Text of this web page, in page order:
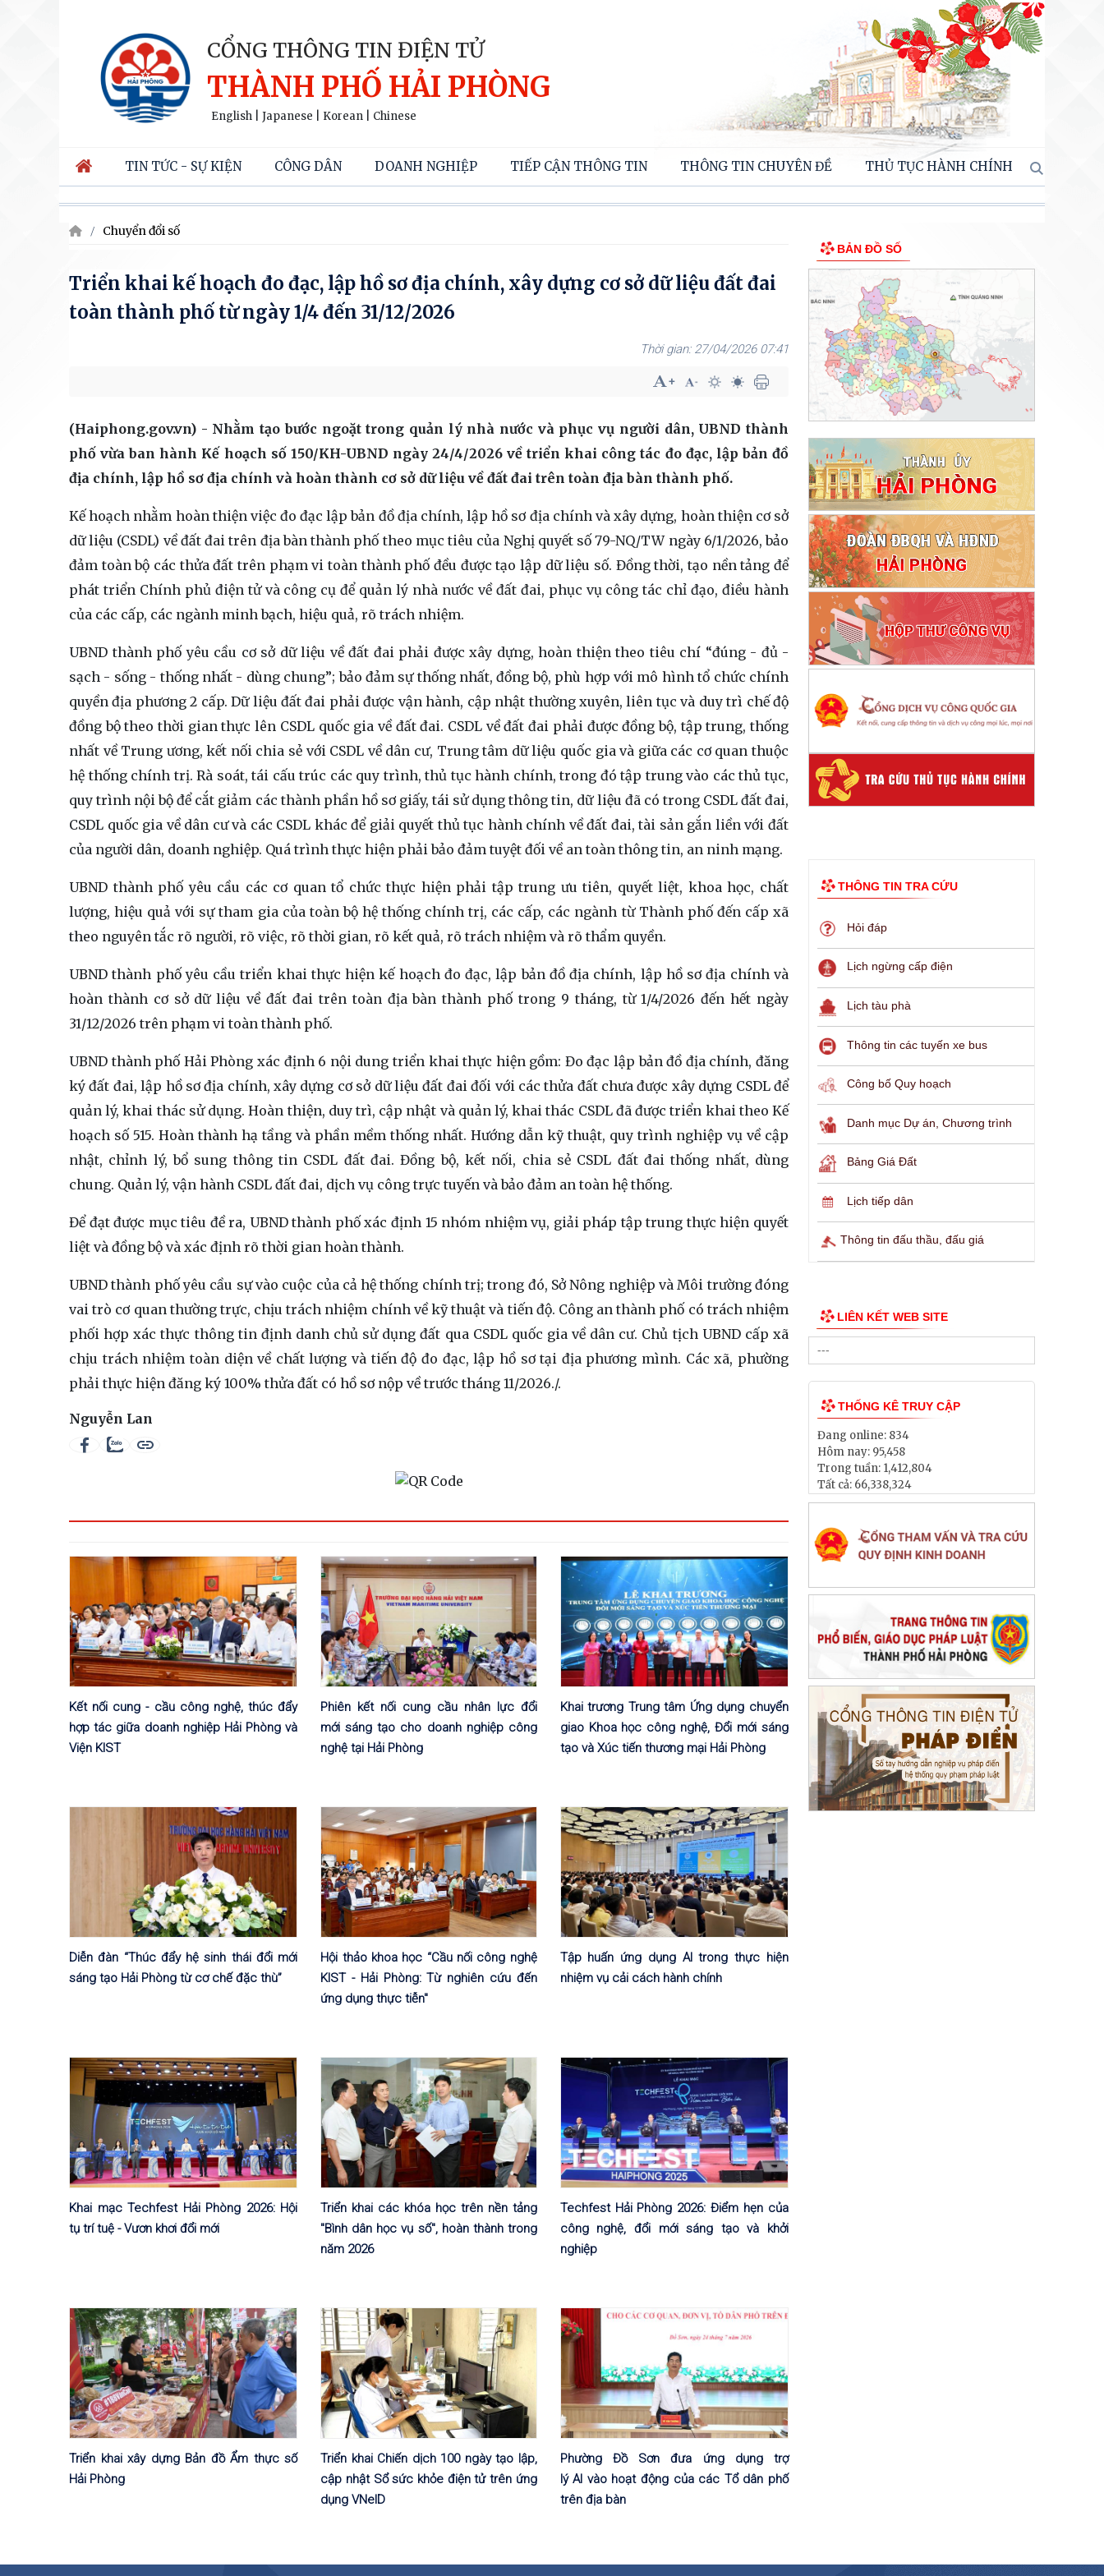
CỔNG THÔNG TIN ĐIỆN TỬ
THÀNH PHỐ HẢI PHÒNG
English Japanese Korean Chinese
TIN TỨC - SỰ KIỆN CÔNG DÂN DOANH NGHIỆP TIẾP CẬN THÔNG TIN THÔNG TIN CHUYÊN ĐỀ THỦ TỤC HÀNH CHÍNH
Chuyển đổi số
Triển khai kế hoạch đo đạc, lập hồ sơ địa chính, xây dựng cơ sở dữ liệu đất đai
toàn thành phố từ ngày 1/4 đến 31/12/2026
27/04/2026 07:41
(Haiphong.gov.vn) - Nhằm tạo bước ngoặt trong quản lý nhà nước và phục vụ người dân, UBND thành
phố vừa ban hành Kế hoạch số 150/KH-UBND ngày 24/4/2026 về triển khai công tác đo đạc, lập bản đồ
địa chính, lập hồ sơ địa chính và hoàn thành cơ sở dữ liệu về đất đai trên toàn địa bàn thành phố.
Kế hoạch nhằm hoàn thiện việc đo đạc lập bản đồ địa chính, lập hồ sơ địa chính và xây dựng, hoàn thiện cơ sở
dữ liệu (CSDL) về đất đai trên địa bàn thành phố theo mục tiêu của Nghị quyết số 79-NQ/TW ngày 6/1/2026, bảo
đảm toàn bộ các thửa đất trên phạm vi toàn thành phố đều được tạo lập dữ liệu số. Đồng thời, tạo nền tảng để
phát triển Chính phủ điện tử và công cụ để quản lý nhà nước về đất đai, phục vụ công tác chỉ đạo, điều hành
của các cấp, các ngành minh bạch, hiệu quả, rõ trách nhiệm.
UBND thành phố yêu cầu cơ sở dữ liệu về đất đai phải được xây dựng, hoàn thiện theo tiêu chí “đúng - đủ -
sạch - sống - thống nhất - dùng chung”; bảo đảm sự thống nhất, đồng bộ, phù hợp với mô hình tổ chức chính
quyền địa phương 2 cấp. Dữ liệu đất đai phải được vận hành, cập nhật thường xuyên, liên tục và duy trì chế độ
đồng bộ theo thời gian thực lên CSDL quốc gia về đất đai. CSDL về đất đai phải được đồng bộ, tập trung, thống
nhất về Trung ương, kết nối chia sẻ với CSDL về dân cư, Trung tâm dữ liệu quốc gia và giữa các cơ quan thuộc
hệ thống chính trị. Rà soát, tái cấu trúc các quy trình, thủ tục hành chính, trong đó tập trung vào các thủ tục,
quy trình nội bộ để cắt giảm các thành phần hồ sơ giấy, tái sử dụng thông tin, dữ liệu đã có trong CSDL đất đai,
CSDL quốc gia về dân cư và các CSDL khác để giải quyết thủ tục hành chính về đất đai, tài sản gắn liền với đất
của người dân, doanh nghiệp. Quá trình thực hiện phải bảo đảm tuyệt đối về an toàn thông tin, an ninh mạng.
UBND thành phố yêu cầu các cơ quan tổ chức thực hiện phải tập trung ưu tiên, quyết liệt, khoa học, chất
lượng, hiệu quả với sự tham gia của toàn bộ hệ thống chính trị, các cấp, các ngành từ Thành phố đến cấp xã
theo nguyên tắc rõ người, rõ việc, rõ thời gian, rõ kết quả, rõ trách nhiệm và rõ thẩm quyền.
UBND thành phố yêu cầu triển khai thực hiện kế hoạch đo đạc, lập bản đồ địa chính, lập hồ sơ địa chính và
hoàn thành cơ sở dữ liệu về đất đai trên toàn địa bàn thành phố trong 9 tháng, từ 1/4/2026 đến hết ngày
31/12/2026 trên phạm vi toàn thành phố.
UBND thành phố Hải Phòng xác định 6 nội dung triển khai thực hiện gồm: Đo đạc lập bản đồ địa chính, đăng
ký đất đai, lập hồ sơ địa chính, xây dựng cơ sở dữ liệu đất đai đối với các thửa đất chưa được xây dựng CSDL để
quản lý, khai thác sử dụng. Hoàn thiện, duy trì, cập nhật và quản lý, khai thác CSDL đã được triển khai theo Kế
hoạch số 515. Hoàn thành hạ tầng và phần mềm thống nhất. Hướng dẫn kỹ thuật, quy trình nghiệp vụ về cập
nhật, chỉnh lý, bổ sung thông tin CSDL đất đai. Đồng bộ, kết nối, chia sẻ CSDL đất đai thống nhất, dùng
chung. Quản lý, vận hành CSDL đất đai, dịch vụ công trực tuyến và bảo đảm an toàn hệ thống.
Để đạt được mục tiêu đề ra, UBND thành phố xác định 15 nhóm nhiệm vụ, giải pháp tập trung thực hiện quyết
liệt và đồng bộ và xác định rõ thời gian hoàn thành.
UBND thành phố yêu cầu sự vào cuộc của cả hệ thống chính trị; trong đó, Sở Nông nghiệp và Môi trường đóng
vai trò cơ quan thường trực, chịu trách nhiệm chính về kỹ thuật và tiến độ. Công an thành phố có trách nhiệm
phối hợp xác thực thông tin định danh chủ sử dụng đất qua CSDL quốc gia về dân cư. Chủ tịch UBND cấp xã
chịu trách nhiệm toàn diện về chất lượng và tiến độ đo đạc, lập hồ sơ tại địa phương mình. Các xã, phường
phải thực hiện đăng ký 100% thửa đất có hồ sơ nộp về trước tháng 11/2026./.
Nguyễn Lan
Kết nối cung - cầu công nghệ, thúc đẩy
hợp tác giữa doanh nghiệp Hải Phòng và
Viện KIST
Phiên kết nối cung cầu nhân lực đổi
mới sáng tạo cho doanh nghiệp công
nghệ tại Hải Phòng
Khai trương Trung tâm Ứng dụng chuyển
giao Khoa học công nghệ, Đổi mới sáng
tạo và Xúc tiến thương mại Hải Phòng
Diễn đàn “Thúc đẩy hệ sinh thái đổi mới
sáng tạo Hải Phòng từ cơ chế đặc thù”
Hội thảo khoa học “Cầu nối công nghệ
KIST - Hải Phòng: Từ nghiên cứu đến
ứng dụng thực tiễn"
Tập huấn ứng dụng AI trong thực hiện
nhiệm vụ cải cách hành chính
Khai mạc Techfest Hải Phòng 2026: Hội
tụ trí tuệ - Vươn khơi đổi mới
Triển khai các khóa học trên nền tảng
"Bình dân học vụ số", hoàn thành trong
năm 2026
Techfest Hải Phòng 2026: Điểm hẹn của
công nghệ, đổi mới sáng tạo và khởi
nghiệp
Triển khai xây dựng Bản đồ Ẩm thực số
Hải Phòng
Triển khai Chiến dịch 100 ngày tạo lập,
cập nhật Sổ sức khỏe điện tử trên ứng
dụng VNeID
Phường Đồ Sơn đưa ứng dụng trợ
lý AI vào hoạt động của các Tổ dân phố
trên địa bàn
BẢN ĐỒ SỐ
THÔNG TIN TRA CỨU
Hỏi đáp
Lịch ngừng cấp điện
Lịch tàu phà
Thông tin các tuyến xe bus
Công bố Quy hoạch
Danh mục Dự án, Chương trình
Bảng Giá Đất
Lịch tiếp dân
Thông tin đấu thầu, đấu giá
LIÊN KẾT WEB SITE
THỐNG KÊ TRUY CẬP
Đang online: 834
Hôm nay: 95,458
Trong tuần: 1,412,804
Tất cả: 66,338,324